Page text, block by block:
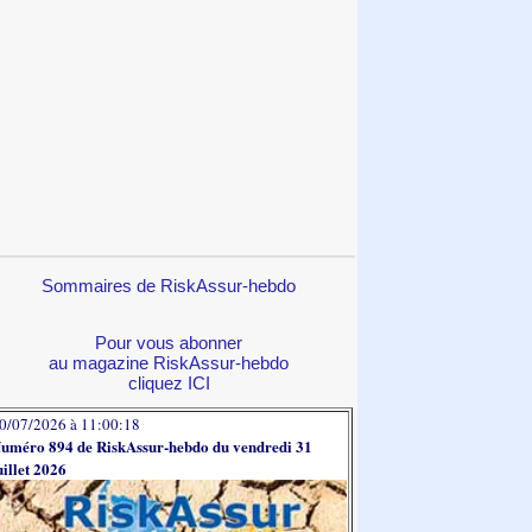
Sommaires de RiskAssur-hebdo
Pour vous abonner
au magazine RiskAssur-hebdo
cliquez ICI
07/2026 à 11:00:18
894 de RiskAssur-hebdo du vendredi 31
2026